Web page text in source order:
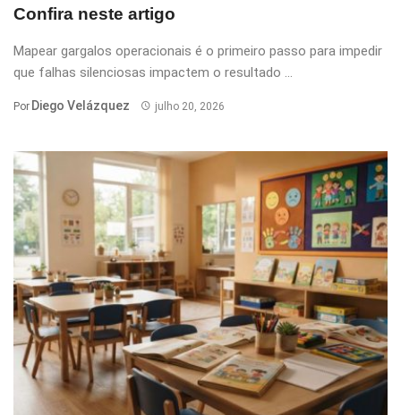
Confira neste artigo
Mapear gargalos operacionais é o primeiro passo para impedir
que falhas silenciosas impactem o resultado ...
Por Diego Velázquez julho 20, 2026